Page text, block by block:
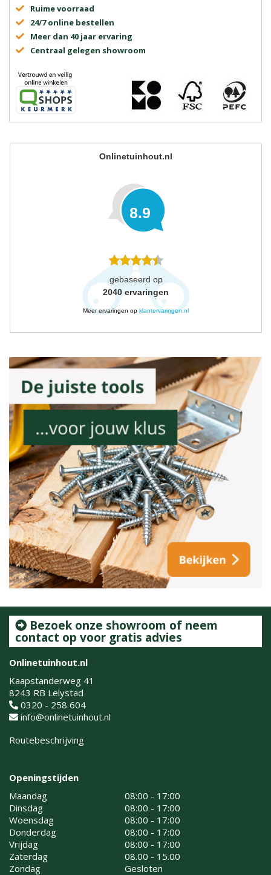
Ruime voorraad
24/7 online bestellen
Meer dan 40 jaar ervaring
Centraal gelegen showroom
Onlinetuinhout.nl
8.9
gebaseerd op
2040 ervaringen
Meer ervaringen op klantervaringen.nl
Bezoek onze showroom of neem
contact op voor gratis advies
Onlinetuinhout.nl
Kaapstanderweg 41
8243 RB Lelystad
0320 - 258 604
info@onlinetuinhout.nl
Routebeschrijving
Openingstijden
Maandag
08:00 - 17:00
Dinsdag
08:00 - 17:00
Woensdag
08:00 - 17:00
Donderdag
08:00 - 17:00
Vrijdag
08:00 - 17:00
Zaterdag
08.00 - 15.00
Zondag
Gesloten